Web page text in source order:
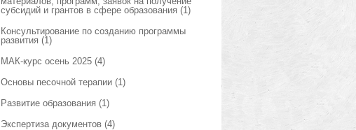
субсидий и грантов в сфере образования (1)
Консультирование по созданию программы
развития (1)
МАК-курс осень 2025 (4)
Основы песочной терапии (1)
Развитие образования (1)
Экспертиза документов (4)